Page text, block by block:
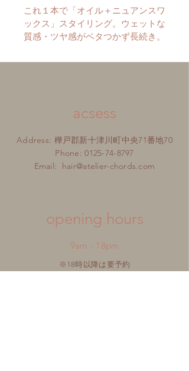
これ１本で「オイル＋ニュアンスワ
ックス」スタイリング。ウェットな
質感・ツヤ感がベタつかず長続き。
acsess
Address: 樺戸郡新十津川町中央71番地70
Phone:0125-74-8797
Email: hair@atelier-chords.com
​opening hours
9am - 18pm
※18時以降は要予約